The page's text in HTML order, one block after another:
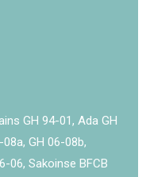
GH 94-01, Ada GH
GH 06-08b,
06, Sakoinse BFCB